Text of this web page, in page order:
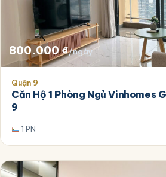
800.000₫/ngày
Quận 9
Căn Hộ 1 Phòng Ngủ Vinhomes
9
1 PN